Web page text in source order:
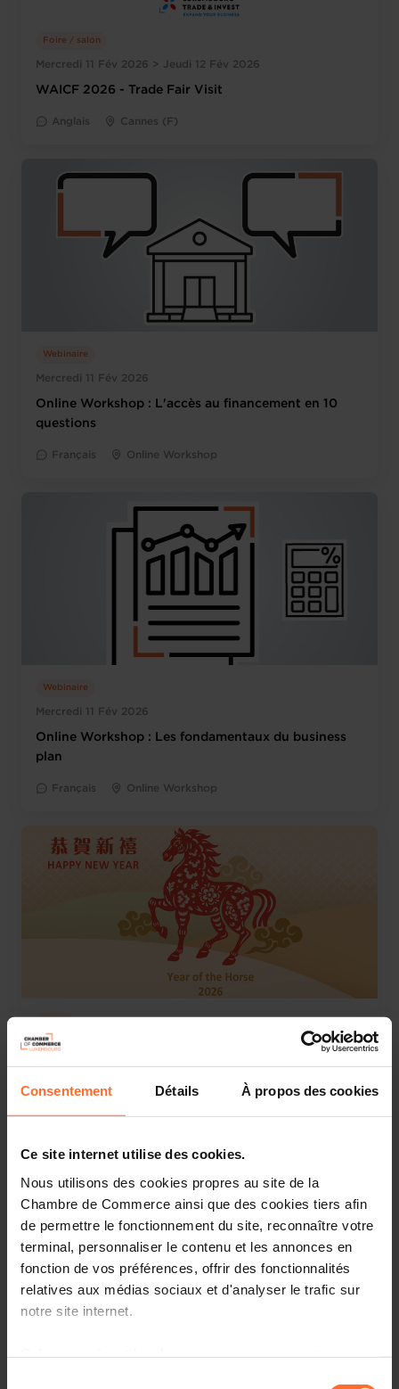
Consentement Détails À propos des cookies
Ce site internet utilise des cookies.
Nous utilisons des cookies propres au site de la
Chambre de Commerce ainsi que des cookies tiers afin
de permettre le fonctionnement du site, reconnaître votre
terminal, personnaliser le contenu et les annonces en
fonction de vos préférences, offrir des fonctionnalités
relatives aux médias sociaux et d'analyser le trafic sur
notre site internet.
Mercredi 11 Fév 2026 > Jeudi 12 Fév 2026
Foire / salon
WAICF 2026 - Trade Fair Visit
Anglais Cannes (F)
Mercredi 11 Fév 2026
Webinaire
Online Workshop : L'accès au financement en 10
questions
Français Online Workshop
Mercredi 11 Fév 2026
Webinaire
Online Workshop : Les fondamentaux du business
plan
Français Online Workshop
Mercredi 11 Fév 2026
Chinese New Year Reception 2026
Jeudi 12 Fév 2026 > Vendredi 13 Fév 2026